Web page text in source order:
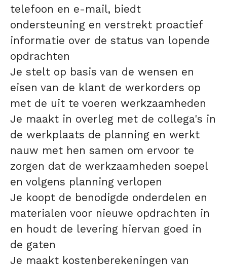
telefoon en e-mail, biedt
ondersteuning en verstrekt proactief
informatie over de status van lopende
opdrachten
Je stelt op basis van de wensen en
eisen van de klant de werkorders op
met de uit te voeren werkzaamheden
Je maakt in overleg met de collega's in
de werkplaats de planning en werkt
nauw met hen samen om ervoor te
zorgen dat de werkzaamheden soepel
en volgens planning verlopen
Je koopt de benodigde onderdelen en
materialen voor nieuwe opdrachten in
en houdt de levering hiervan goed in
de gaten
Je maakt kostenberekeningen van